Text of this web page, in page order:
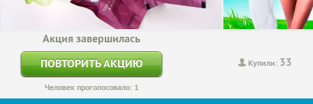
Купили: 33
Акция завершилась
ПОВТОРИТЬ АКЦИЮ
Человек проголосовало: 1